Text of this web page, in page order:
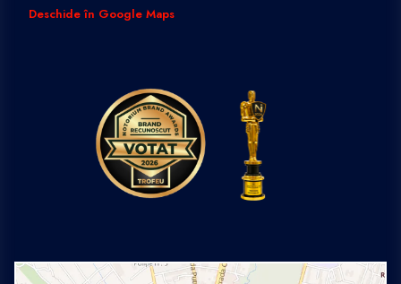
Deschide în Google Maps